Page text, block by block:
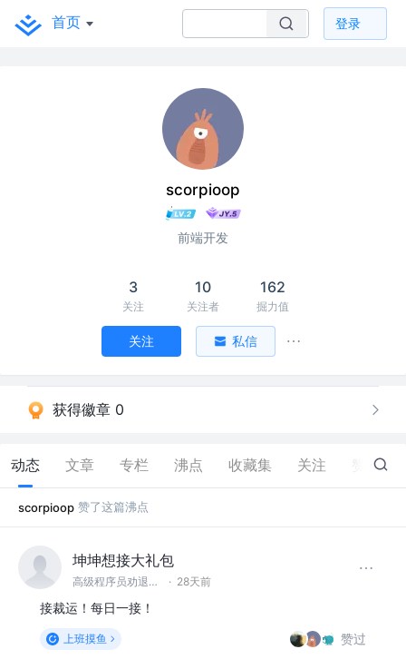
首页 登录
scorpioop
前端开发
3
关注
10
关注者
162
掘力值
关注 私信
获得徽章 0
动态 文章 专栏 沸点 收藏集 关注 7
scorpioop 赞了这篇沸点
坤坤想接大礼包
高级程序员劝退师 @程序员劝退科技有限公司 · 28天前
接裁运！每日一接！
上班摸鱼 赞过